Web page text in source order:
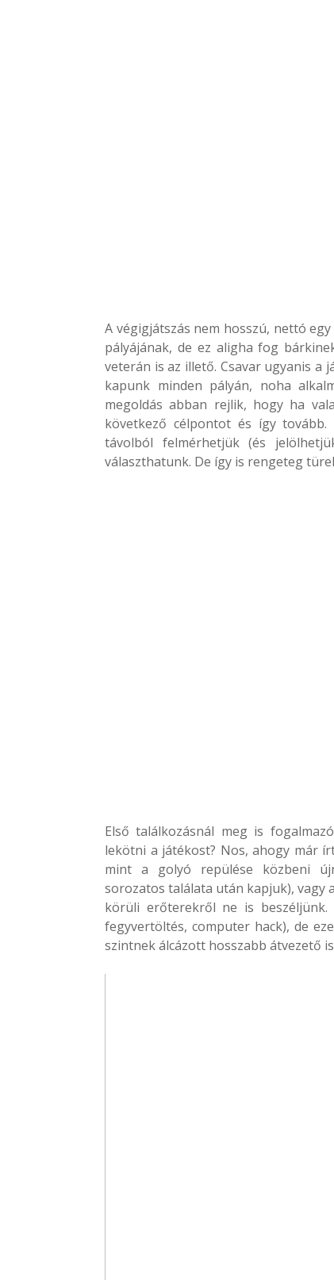
A végigjátszás nem hosszú, nettó
pályájának, de ez aligha fog
veterán is az illető. Csavar ugyanis a
kapunk minden pályán, noha
megoldás abban rejlik, hogy ha
következő célpontot és így
távolból felmérhetjük (és
választhatunk. De így is rengeteg
Első találkozásnál meg is
lekötni a játékost? Nos, ahogy már
mint a golyó repülése közbeni
sorozatos találata után kapjuk), vagy
körüli erőterekről ne is
fegyvertöltés, computer hack), de
szintnek álcázott hosszabb átvezető